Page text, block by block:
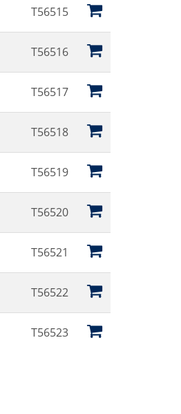
T56515
T56516
T56517
T56518
T56519
T56520
T56521
T56522
T56523